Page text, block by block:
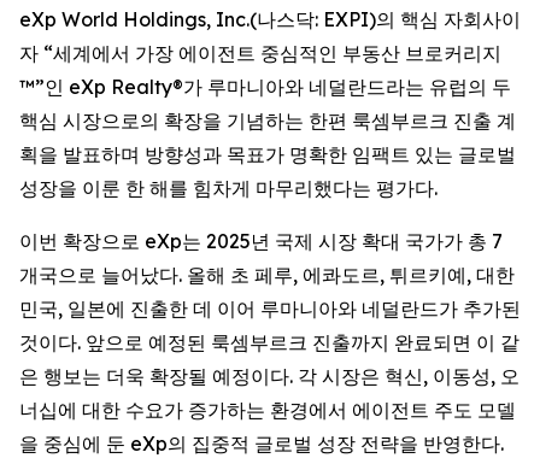
eXp World Holdings, Inc.(나스닥: EXPI)의 핵심 자회사이
자 “세계에서 가장 에이전트 중심적인 부동산 브로커리지
™”인 eXp Realty®가 루마니아와 네덜란드라는 유럽의 두
핵심 시장으로의 확장을 기념하는 한편 룩셈부르크 진출 계
획을 발표하며 방향성과 목표가 명확한 임팩트 있는 글로벌
성장을 이룬 한 해를 힘차게 마무리했다는 평가다.
이번 확장으로 eXp는 2025년 국제 시장 확대 국가가 총 7
개국으로 늘어났다. 올해 초 페루, 에콰도르, 튀르키예, 대한
민국, 일본에 진출한 데 이어 루마니아와 네덜란드가 추가된
것이다. 앞으로 예정된 룩셈부르크 진출까지 완료되면 이 같
은 행보는 더욱 확장될 예정이다. 각 시장은 혁신, 이동성, 오
너십에 대한 수요가 증가하는 환경에서 에이전트 주도 모델
을 중심에 둔 eXp의 집중적 글로벌 성장 전략을 반영한다.